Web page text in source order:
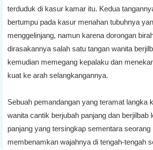
terduduk di kasur kamar itu. Kedua
bertumpu pada kasur menahan tubuhnya
menggelinjang, namun karena dorongan
dirasakannya salah satu tangan wanita
kemudian memegang kepalaku dan
kuat ke arah selangkangannya.
Sebuah pemandangan yang teramat langka
wanita cantik berjubah panjang dan berjilbab
panjang yang tersingkap sementara seorang
membenamkan wajahnya di tengah-tengah